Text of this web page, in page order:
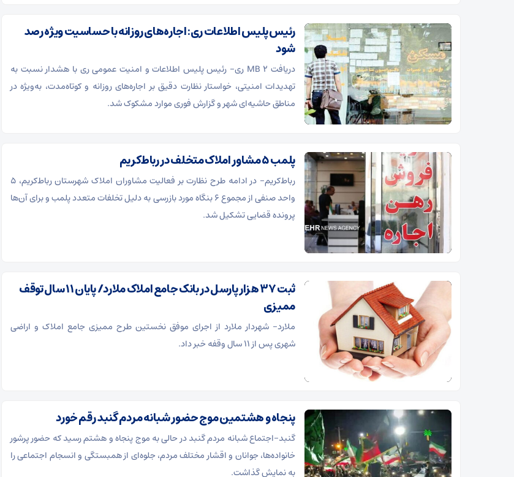
رئیس پلیس اطلاعات ری: اجاره‌های روزانه با حساسیت ویژه رصد
شود
دریافت 2 MB ری- رئیس پلیس اطلاعات و امنیت عمومی ری با هشدار نسبت به
تهدیدات امنیتی، خواستار نظارت دقیق بر اجاره‌های روزانه و کوتاه‌مدت، به‌ویژه در
مناطق حاشیه‌ای شهر و گزارش فوری موارد مشکوک شد.
پلمب ۵ مشاور املاک متخلف در رباط‌کریم
رباط‌کریم- در ادامه طرح نظارت بر فعالیت مشاوران املاک شهرستان رباط‌کریم، ۵
واحد صنفی از مجموع ۶ بنگاه مورد بازرسی به دلیل تخلفات متعدد پلمب و برای آن‌ها
پرونده قضایی تشکیل شد.
ثبت ۳۷ هزار پارسل در بانک جامع املاک ملارد/ پایان ۱۱ سال توقف
ممیزی
ملارد- شهردار ملارد از اجرای موفق نخستین طرح ممیزی جامع املاک و اراضی
شهری پس از ۱۱ سال وقفه خبر داد.
پنجاه‌ و هشتمین موج حضور شبانه مردم گنبد رقم خورد
گنبد-اجتماع شبانه مردم گنبد در حالی به موج پنجاه‌ و هشتم رسید که حضور پرشور
خانواده‌ها، جوانان و اقشار مختلف مردم، جلوه‌ای از همبستگی و انسجام اجتماعی را
به نمایش گذاشت.